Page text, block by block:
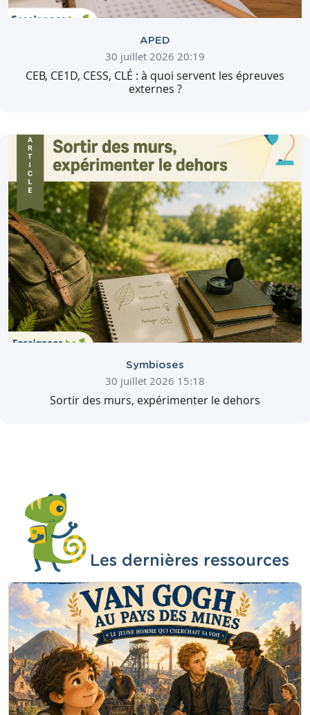
APED
30 juillet 2026 20:19
CEB, CE1D, CESS, CLÉ : à quoi servent les épreuves
externes ?
Symbioses
30 juillet 2026 15:18
Sortir des murs, expérimenter le dehors
Les dernières ressources